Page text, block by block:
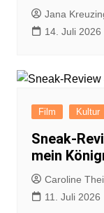
Jana
14. Juli 2026
Film Kultur
Sneak-
mein
Caroline
11. Juli 2026